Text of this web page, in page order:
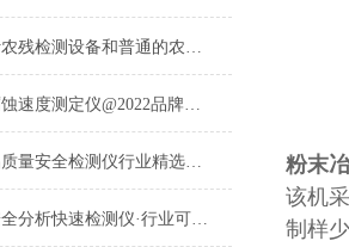
叶鲜叶农残检测设备和普通的农残检测设备有什么区别？
土壤腐蚀速度测定仪@2022品牌推荐@土壤腐蚀速度测定仪
肉制品质量安全检测仪行业精选推荐云唐农贸市场肉类肉制品质量安全检测仪
食品安全分析快速检测仪·行业可用·食品安全分析快速检测仪
粉末
该机
制样